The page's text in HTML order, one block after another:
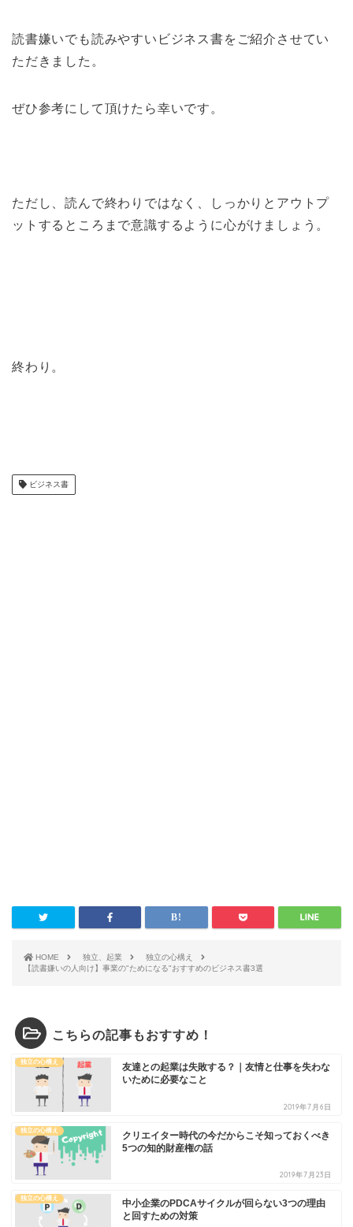
読書嫌いでも読みやすいビジネス書をご紹介させてい
ただきました。
ぜひ参考にして頂けたら幸いです。
ただし、読んで終わりではなく、しっかりとアウトプ
ットするところまで意識するように心がけましょう。
終わり。
ビジネス書
HOME 独立、起業
独立の心構え
【読書嫌いの人向け】事業の"ためになる"おすすめのビジネス書3選
こちらの記事もおすすめ！
独立の心構え
友達との起業は失敗する？｜友情と仕事を失わな
いために必要なこと
2019年7月6日
独立の心構え
クリエイター時代の今だからこそ知っておくべき
5つの知的財産権の話
2019年7月23日
独立の心構え
中小企業のPDCAサイクルが回らない3つの理由
と回すための対策